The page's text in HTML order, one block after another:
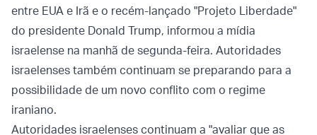
entre EUA e Irã e o recém-lançado "Projeto Liberdade"
do presidente Donald Trump, informou a mídia
israelense na manhã de segunda-feira. Autoridades
israelenses também continuam se preparando para a
possibilidade de um novo conflito com o regime
iraniano.
Autoridades israelenses continuam a "avaliar que as